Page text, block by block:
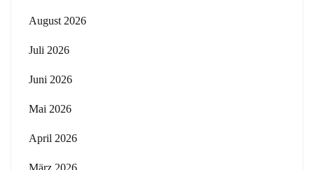
August 2026
Juli 2026
Juni 2026
Mai 2026
April 2026
März 2026